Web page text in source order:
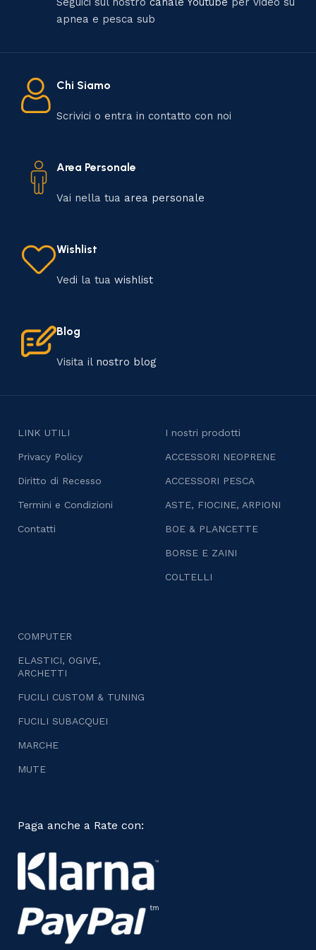
apnea e pesca sub
Chi Siamo
Scrivici o entra in contatto con noi
Area Personale
Vai nella tuaarea personale
Wishlist
Vedi la tuawishlist
Blog
Visita il nostro blog
LINK UTILI
Privacy Policy
Diritto di Recesso
Termini e Condizioni
Contatti
I nostri prodotti
ACCESSORI NEOPRENE
ACCESSORI PESCA
ASTE, FIOCINE, ARPIONI
BOE & PLANCETTE
BORSE E ZAINI
COLTELLI
COMPUTER
ELASTICI, OGIVE,
ARCHETTI
FUCILI CUSTOM & TUNING
FUCILI SUBACQUEI
MARCHE
MUTE
Paga anche a Rate con: